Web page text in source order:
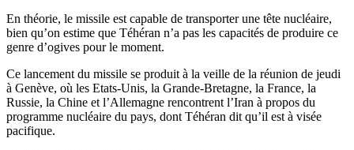
En théorie, le missile est capable de transporter une tête nucléaire,
bien qu’on estime que Téhéran n’a pas les capacités de produire ce
genre d’ogives pour le moment.
Ce lancement du missile se produit à la veille de la réunion de jeudi
à Genève, où les Etats-Unis, la Grande-Bretagne, la France, la
Russie, la Chine et l’Allemagne rencontrent l’Iran à propos du
programme nucléaire du pays, dont Téhéran dit qu’il est à visée
pacifique.